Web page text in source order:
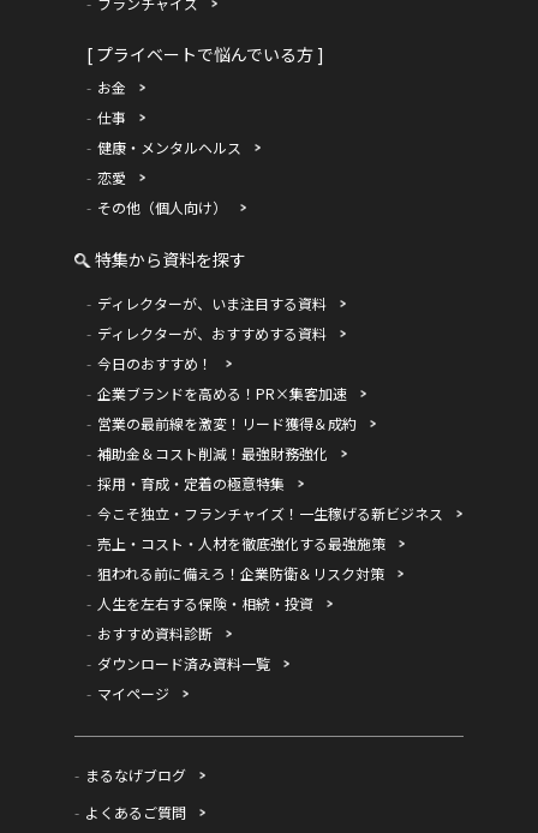
[ プライベートで悩んでいる方 ]
お金
仕事
健康・メンタルヘルス
恋愛
その他（個人向け）
特集から資料を探す
ディレクターが、いま注目する資料
ディレクターが、おすすめする資料
今日のおすすめ！
企業ブランドを高める！PR×集客加速
営業の最前線を激変！リード獲得＆成約
補助金＆コスト削減！最強財務強化
採用・育成・定着の極意特集
今こそ独立・フランチャイズ！一生稼げる新ビジネス
売上・コスト・人材を徹底強化する最強施策
狙われる前に備えろ！企業防衛＆リスク対策
人生を左右する保険・相続・投資
おすすめ資料診断
ダウンロード済み資料一覧
マイページ
まるなげブログ
よくあるご質問